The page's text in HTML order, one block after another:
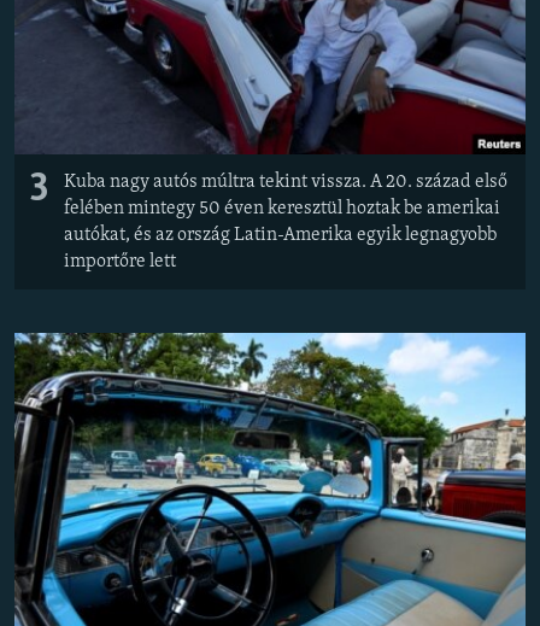
3
Kuba nagy autós múltra tekint vissza. A 20. század első
felében mintegy 50 éven keresztül hoztak be amerikai
autókat, és az ország Latin-Amerika egyik legnagyobb
importőre lett